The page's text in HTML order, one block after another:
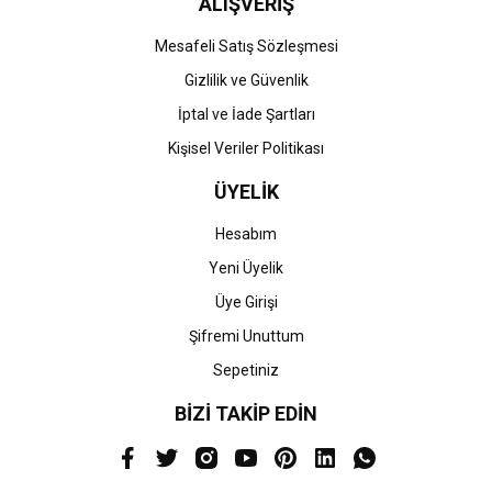
Mesafeli Satış Sözleşmesi
Gizlilik ve Güvenlik
İptal ve İade Şartları
Kişisel Veriler Politikası
ÜYELİK
Hesabım
Yeni Üyelik
Üye Girişi
Şifremi Unuttum
Sepetiniz
BİZİ TAKİP EDİN